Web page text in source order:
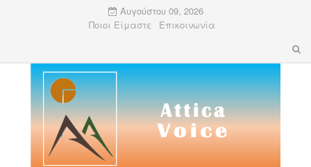
Αυγούστου 09, 2026
Ποιοι Είμαστε
Επικοινωνία